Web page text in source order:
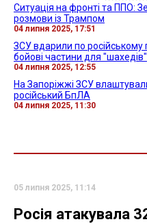
Ситуація на фронті та ППО:
розмови із Трампом
04 липня 2025, 17:51
ЗСУ вдарили по
бойові частини для "шахедів"
04 липня 2025, 12:55
На Запоріжжі ЗСУ
російський БпЛА
04 липня 2025, 11:30
05 липня 2025, 11:14
Росія атакувала